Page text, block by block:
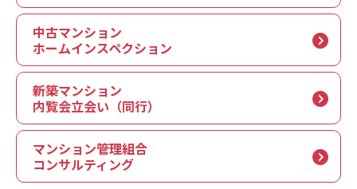
中古マンション
ホームインスペクション
新築マンション
内覧会立会い（同行）
マンション管理組合
コンサルティング